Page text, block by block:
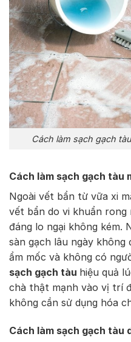
Cách làm sạch gạch
Cách làm sạch gạch tàu
Ngoài vết bẩn từ vữa xi
vết bẩn do vi khuẩn rong
đáng lo ngại không kém.
sàn gạch lâu ngày
ẩm mốc và không có
sạch gạch tàu hiệu quả
chà thật mạnh vào vị trí
không cần sử dụng hóa
Cách làm sạch gạch tàu